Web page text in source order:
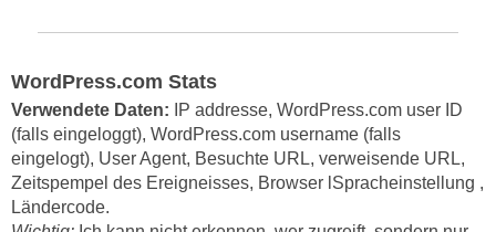
WordPress.com Stats
Verwendete Daten: IP addresse, WordPress.com user ID
(falls eingeloggt), WordPress.com username (falls
eingelogt), User Agent, Besuchte URL, verweisende URL,
Zeitspempel des Ereigneisses, Browser lSpracheinstellung ,
Ländercode.